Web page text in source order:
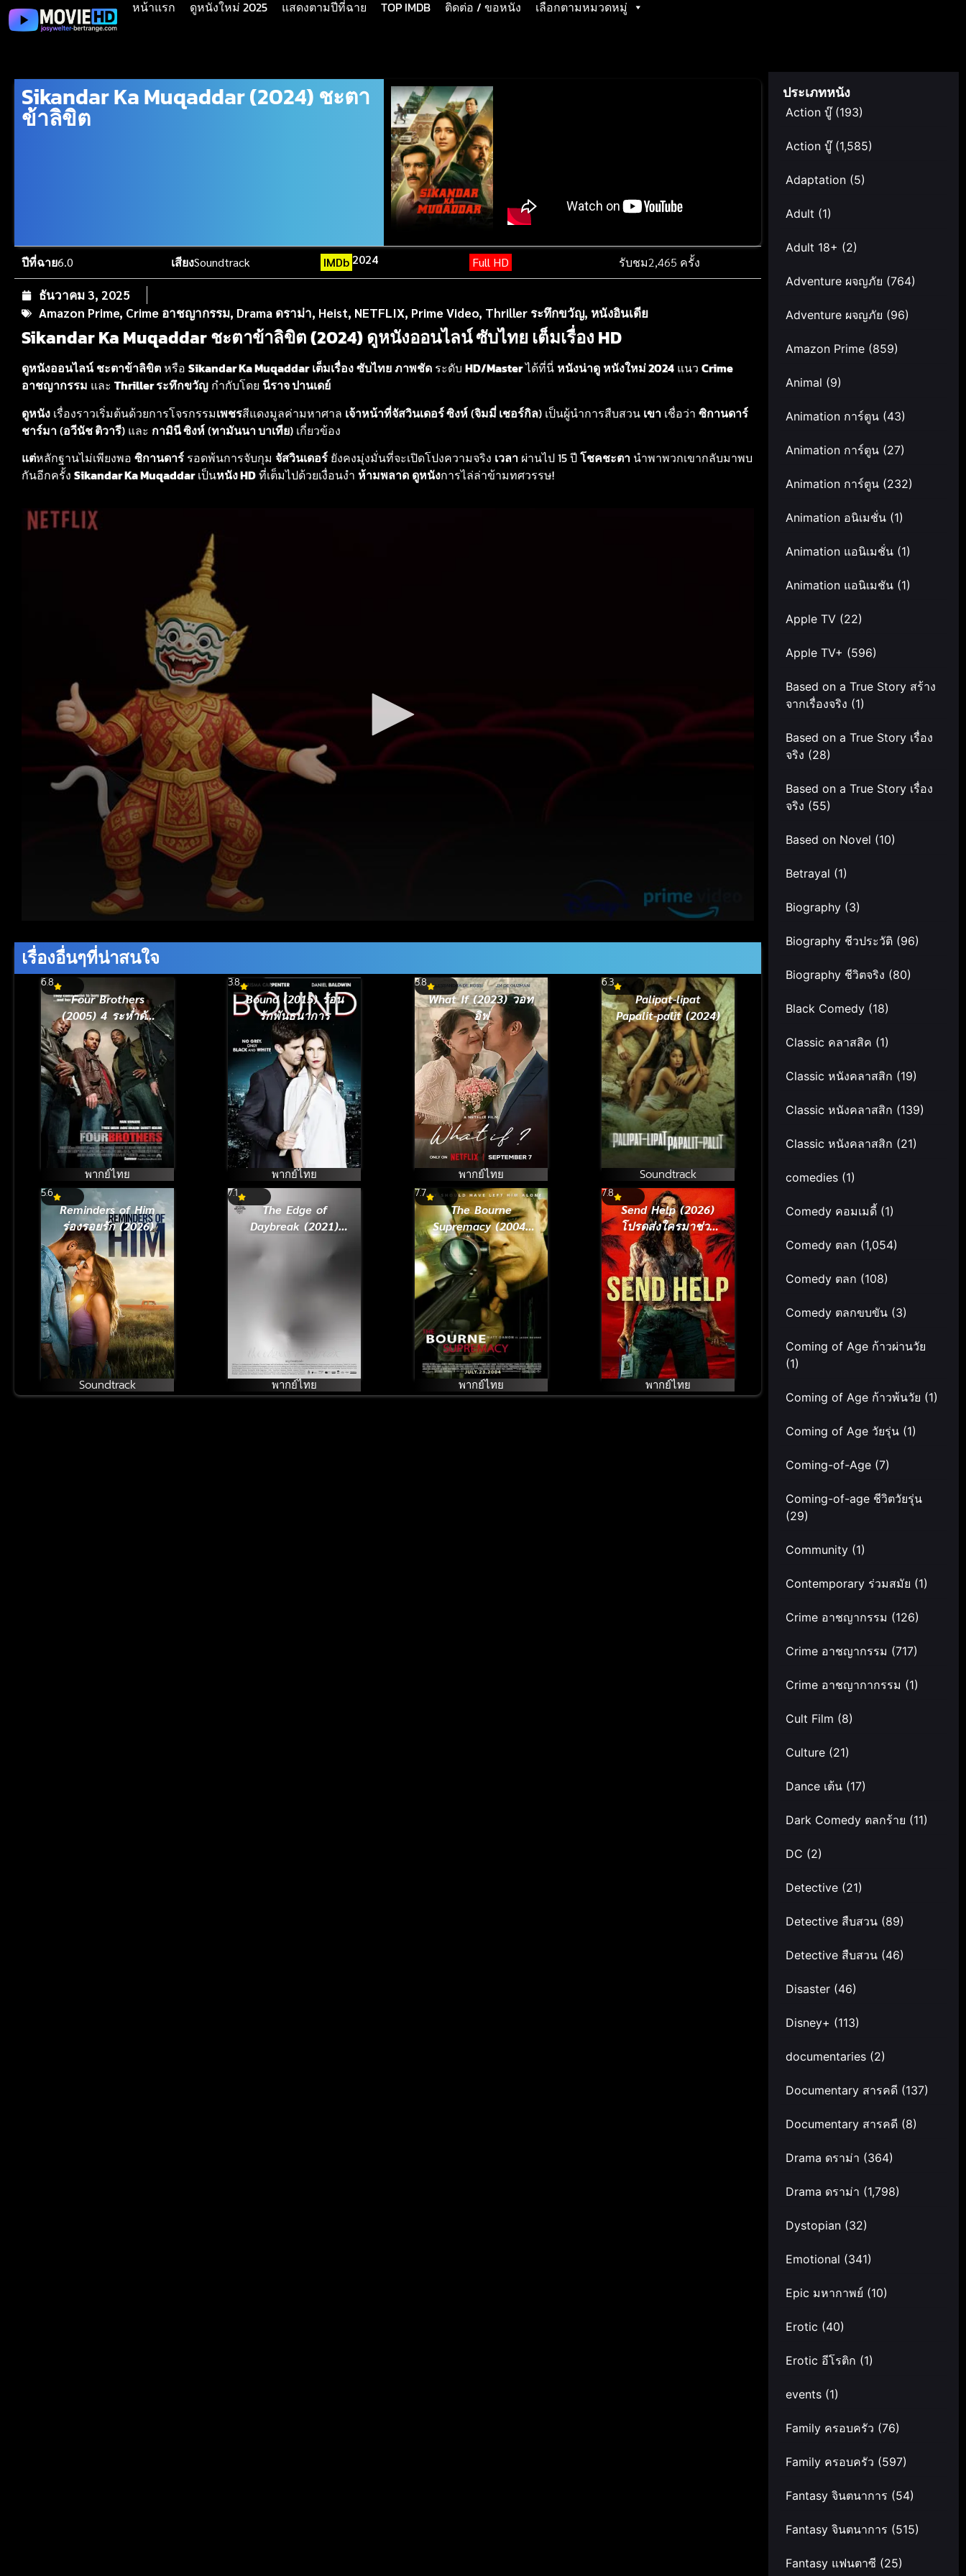
หน้าแรก ดูหนังใหม่ 2025 แสดงตามปีที่ฉาย TOP IMDB ติดต่อ / ขอหนัง เลือกตามหมวดหมู่
Sikandar Ka Muqaddar (2024) ชะตา
ข้าลิขิต
ปีที่ฉาย6.0 เสียงSoundtrack IMDb 2024 Full HD รับชม2,465 ครั้ง
ธันวาคม 3, 2025
Amazon Prime, Crime อาชญากรรม, Drama ดราม่า, Heist, NETFLIX, Prime Video, Thriller ระทึกขวัญ, หนังอินเดีย
Sikandar Ka Muqaddar ชะตาข้าลิขิต (2024) ดูหนังออนไลน์ ซับไทย เต็มเรื่อง HD
ดูหนังออนไลน์ ชะตาข้าลิขิตหรือ Sikandar Ka Muqaddar เต็มเรื่องซับไทยภาพชัด ระดับ HD/Masterได้ที่นี่ หนังน่าดู หนังใหม่ 2024 แนว Crime
อาชญากรรม และ Thriller ระทึกขวัญ กำกับโดย นีราจ ปานเดย์
ดูหนัง เรื่องราวเริ่มต้นด้วยการโจรกรรมเพชรสีแดงมูลค่ามหาศาล เจ้าหน้าที่จัสวินเดอร์ ซิงห์(จิมมี่ เชอร์กิล) เป็นผู้นำการสืบสวน เขา เชื่อว่า ซิกานดาร์
ชาร์มา(อวีนัช ติวารี) และ กามินี ซิงห์(ทามันนา บาเทีย) เกี่ยวข้อง
แต่หลักฐานไม่เพียงพอ ซิกานดาร์ รอดพ้นการจับกุม จัสวินเดอร์ ยังคงมุ่งมั่นที่จะเปิดโปงความจริง เวลา ผ่านไป 15 ปีโชคชะตา นำพาพวกเขากลับมาพบ
กันอีกครั้ง Sikandar Ka Muqaddarเป็นหนัง HDที่เต็มไปด้วยเงื่อนงำ ห้ามพลาด ดูหนังการไล่ล่าข้ามทศวรรษ!
เรื่องอื่นๆที่น่าสนใจ
6.8
Four Brothers
(2005) 4 ระห่ำดับ
แค้น
พากย์ไทย
3.8
Bound (2015) ร้อน
รักพันธนาการ
พากย์ไทย
3.8
What If (2023) วอท
อิฟ
พากย์ไทย
6.3
Palipat-lipat
Papalit-palit (2024)
Soundtrack
5.6
Reminders of Him
ร่องรอยรัก (2026)
Soundtrack
7.1
The Edge of
Daybreak (2021)
พญาโศกพิโยคค่ำ
พากย์ไทย
7.7
The Bourne
Supremacy (2004)
สุดยอดเกมล่าจารชน
พากย์ไทย
7.8
Send Help (2026)
โปรดส่งใครมาช่วย
ฉันที
พากย์ไทย
ประเภทหนัง
Action บู๊(193)
Action บู๊(1,585)
Adaptation (5)
Adult (1)
Adult 18+ (2)
Adventure ผจญภัย (764)
Adventure ผจญภัย (96)
Amazon Prime (859)
Animal (9)
Animation การ์ตูน (43)
Animation การ์ตูน (27)
Animation การ์ตูน (232)
Animation อนิเมชั่น (1)
Animation แอนิเมชั่น (1)
Animation แอนิเมชัน (1)
Apple TV (22)
Apple TV+ (596)
Based on a True Story สร้าง
จากเรื่องจริง (1)
Based on a True Story เรื่อง
จริง (28)
Based on a True Story เรื่อง
จริง (55)
Based on Novel (10)
Betrayal (1)
Biography (3)
Biography ชีวประวัติ (96)
Biography ชีวิตจริง (80)
Black Comedy (18)
Classic คลาสสิค (1)
Classic หนังคลาสสิก (19)
Classic หนังคลาสสิก (139)
Classic หนังคลาสสิก (21)
comedies (1)
Comedy คอมเมดี้ (1)
Comedy ตลก (1,054)
Comedy ตลก (108)
Comedy ตลกขบขัน (3)
Coming of Age ก้าวผ่านวัย
(1)
Coming of Age ก้าวพ้นวัย (1)
Coming of Age วัยรุ่น (1)
Coming-of-Age (7)
Coming-of-age ชีวิตวัยรุ่น
(29)
Community (1)
Contemporary ร่วมสมัย (1)
Crime อาชญากรรม (126)
Crime อาชญากรรม (717)
Crime อาชญากากรรม (1)
Cult Film (8)
Culture (21)
Dance เต้น (17)
Dark Comedy ตลกร้าย (11)
DC (2)
Detective (21)
Detective สืบสวน (89)
Detective สืบสวน (46)
Disaster (46)
Disney+ (113)
documentaries (2)
Documentary สารคดี (137)
Documentary สารคดี (8)
Drama ดราม่า (364)
Drama ดราม่า (1,798)
Dystopian (32)
Emotional (341)
Epic มหากาพย์ (10)
Erotic (40)
Erotic อีโรติก (1)
events (1)
Family ครอบครัว (76)
Family ครอบครัว (597)
Fantasy จินตนาการ (54)
Fantasy จินตนาการ (515)
Fantasy แฟนตาซี (25)